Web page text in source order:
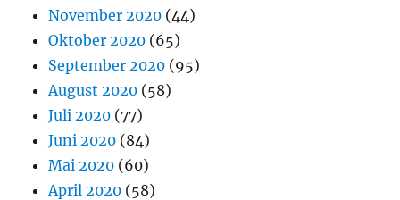
November 2020 (44)
Oktober 2020 (65)
September 2020 (95)
August 2020 (58)
Juli 2020 (77)
Juni 2020 (84)
Mai 2020 (60)
April 2020 (58)